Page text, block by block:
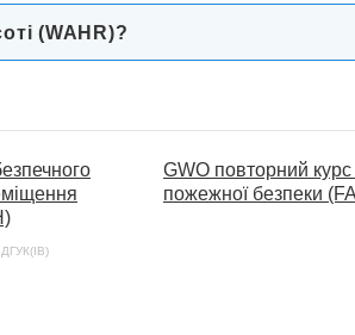
(WAHR)?
GWO повторний курс
пожежної безпеки